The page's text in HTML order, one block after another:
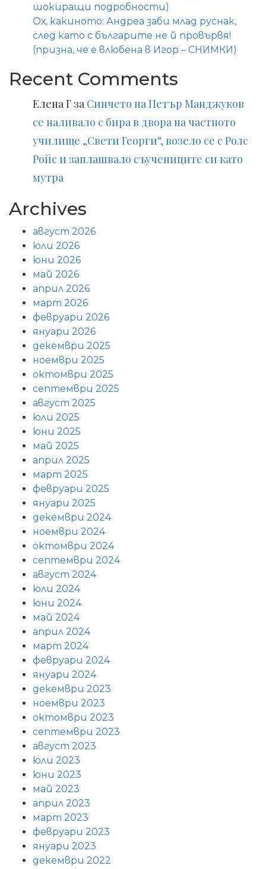
шокиращи подробности)
Ох, какиното: Андреа заби млад руснак,
след като с българите не й провървя!
(призна, че е влюбена в Игор – СНИМКИ)
Recent Comments
Елена Г за Синчето на Петър Манджуков
се наливало с бира в двора на частното
училище „Свети Георги“, возело се с Ролс
Ройс и заплашвало съучениците си като
мутра
Archives
август 2026
юли 2026
юни 2026
май 2026
април 2026
март 2026
февруари 2026
януари 2026
декември 2025
ноември 2025
октомври 2025
септември 2025
август 2025
юли 2025
юни 2025
май 2025
април 2025
март 2025
февруари 2025
януари 2025
декември 2024
ноември 2024
октомври 2024
септември 2024
август 2024
юли 2024
юни 2024
май 2024
април 2024
март 2024
февруари 2024
януари 2024
декември 2023
ноември 2023
октомври 2023
септември 2023
август 2023
юли 2023
юни 2023
май 2023
април 2023
март 2023
февруари 2023
януари 2023
декември 2022